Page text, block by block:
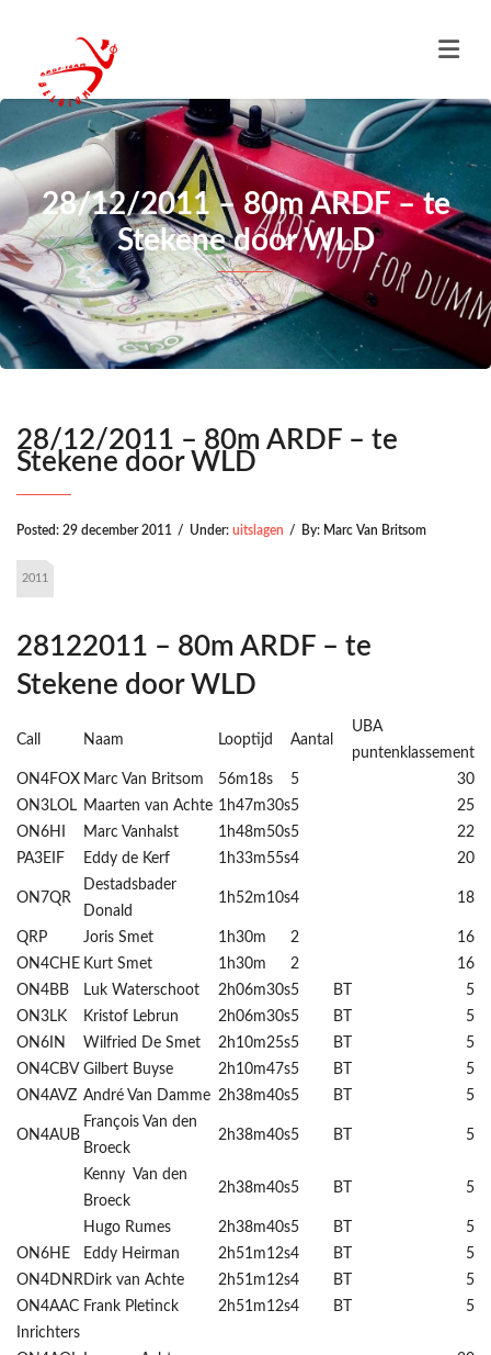
28/12/2011 – 80m ARDF – te
Stekene door WLD
28/12/2011 – 80m ARDF – te
Stekene door WLD
Posted: 29 december 2011 / Under: uitslagen / By: Marc Van Britsom
2011
28122011 – 80m ARDF – te
Stekene door WLD
Call Naam Looptijd Aantal
UBA
puntenklassement
ON4FOX Marc Van Britsom 56m18s 5
30
ON3LOL Maarten van Achte 1h47m30s5
25
ON6HI
Marc Vanhalst 1h48m50s5
22
PA3EIF
Eddy de Kerf 1h33m55s4 20
ON7QR
Destadsbader
Donald
1h52m10s4 18
QRP Joris Smet 1h30m 2
16
ON4CHE Kurt Smet 1h30m 2
16
ON4BB
Luk Waterschoot 2h06m30s5 BT
5
ON3LK
Kristof Lebrun 2h06m30s5 BT
5
ON6IN
Wilfried De Smet 2h10m25s5 BT
5
ON4CBV Gilbert Buyse 2h10m47s5 BT
5
ON4AVZ André Van Damme 2h38m40s5 BT 5
ON4AUB
François Van den
Broeck
2h38m40s5 BT 5
Kenny Van den
Broeck
2h38m40s5 BT 5
Hugo Rumes 2h38m40s5 BT
5
ON6HE
Eddy Heirman 2h51m12s4 BT
5
ON4DNRDirk van Achte 2h51m12s4 BT
5
ON4AAC Frank Pletinck 2h51m12s4 BT
5
Inrichters